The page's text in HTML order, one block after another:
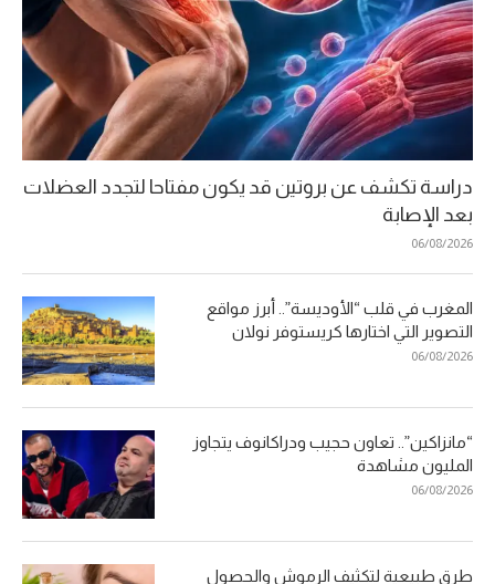
دراسة تكشف عن بروتين قد يكون مفتاحا لتجدد العضلات
بعد الإصابة
06/08/2026
المغرب في قلب “الأوديسة”.. أبرز مواقع
التصوير التي اختارها كريستوفر نولان
06/08/2026
“مانزاكين”.. تعاون حجيب ودراكانوف يتجاوز
المليون مشاهدة
06/08/2026
طرق طبيعية لتكثيف الرموش والحصول